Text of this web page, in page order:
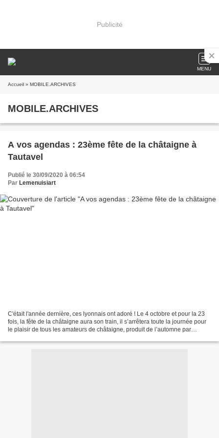
Publicité
MENU
Accueil » MOBILE.ARCHIVES
MOBILE.ARCHIVES
A vos agendas : 23ème fête de la châtaigne à
Tautavel
Publié le 30/09/2020 à 06:54
Par Lemenuisiart
C'était l'année dernière, ces lyonnais ont adoré ! Le 4 octobre et pour la 23
fois, la fête de la châtaigne aura son train, il s’arrêtera toute la journée pour
le plaisir de tous les amateurs de châtaigne, produit de l’automne par